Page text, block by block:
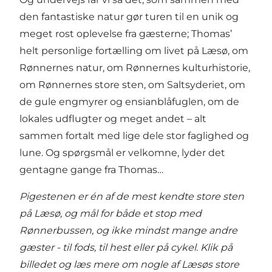
den fantastiske natur gør turen til en unik og
meget rost oplevelse fra gæsterne; Thomas’
helt personlige fortælling om livet på Læsø, om
Rønnernes natur, om Rønnernes kulturhistorie,
om Rønnernes store sten, om Saltsyderiet, om
de gule engmyrer og ensianblåfuglen, om de
lokales udflugter og meget andet – alt
sammen fortalt med lige dele stor faglighed og
lune. Og spørgsmål er velkomne, lyder det
gentagne gange fra Thomas…
Pigestenen er én af de mest kendte store sten
på Læsø, og mål for både et stop med
Rønnerbussen, og ikke mindst mange andre
gæster - til fods, til hest eller på cykel. Klik på
billedet og læs mere om nogle af Læsøs store